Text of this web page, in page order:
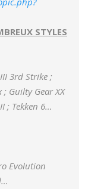
STYLES
3rd Strike ;
Guilty Gear XX
; Tekken 6…
Evolution